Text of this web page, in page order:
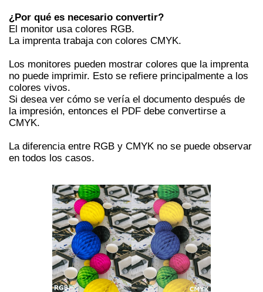
¿Por qué es necesario convertir?
El monitor usa colores RGB.
La imprenta trabaja con colores CMYK.
Los monitores pueden mostrar colores que la imprenta
no puede imprimir. Esto se refiere principalmente a los
colores vivos.
Si desea ver cómo se vería el documento después de
la impresión, entonces el PDF debe convertirse a
CMYK.
La diferencia entre RGB y CMYK no se puede observar
en todos los casos.